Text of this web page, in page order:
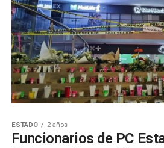
ESTADO 2 años
Funcionarios de PC